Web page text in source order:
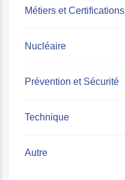
Métiers et Certifications
Nucléaire
Prévention et Sécurité
Technique
Autre